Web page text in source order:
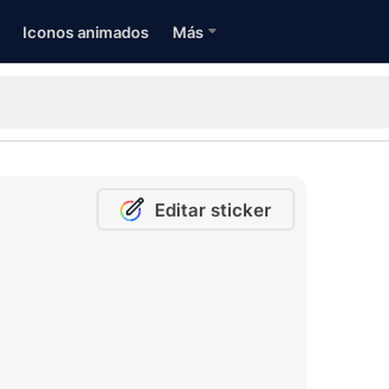
Iconos animados Más
Editar sticker